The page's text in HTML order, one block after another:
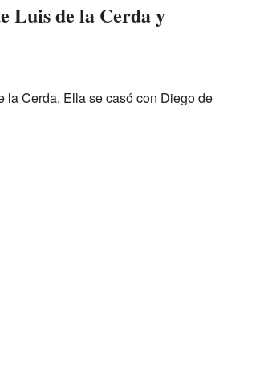
Luis de la Cerda y
la Cerda. Ella se casó con Diego de